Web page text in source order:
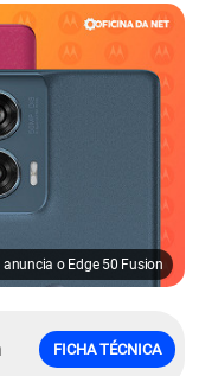
o Edge 50 Fusion
FICHA TÉCNICA